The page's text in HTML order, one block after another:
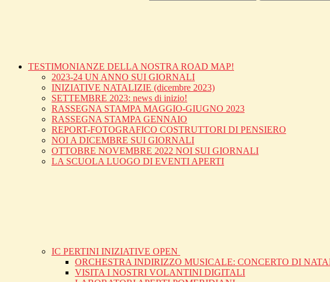
TESTIMONIANZE DELLA NOSTRA ROAD MAP!
2023-24 UN ANNO SUI GIORNALI
INIZIATIVE NATALIZIE (dicembre 2023)
SETTEMBRE 2023: news di inizio!
RASSEGNA STAMPA MAGGIO-GIUGNO 2023
RASSEGNA STAMPA GENNAIO
REPORT-FOTOGRAFICO COSTRUTTORI DI PENSIERO
NOI A DICEMBRE SUI GIORNALI
OTTOBRE NOVEMBRE 2022 NOI SUI GIORNALI
LA SCUOLA LUOGO DI EVENTI APERTI
IC PERTINI INIZIATIVE OPEN
ORCHESTRA INDIRIZZO MUSICALE: CONCERTO DI
VISITA I NOSTRI VOLANTINI DIGITALI